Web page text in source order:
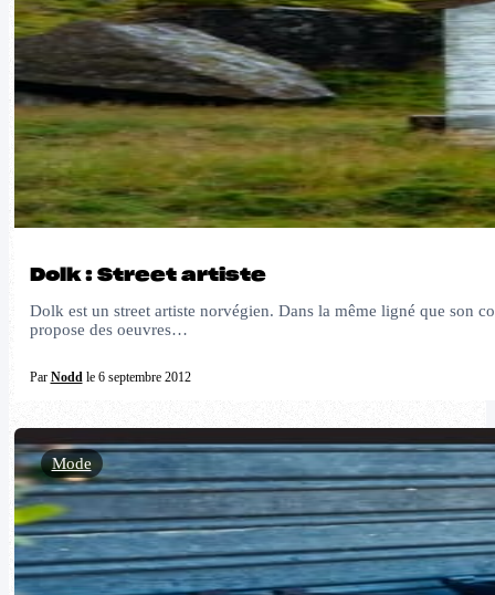
Dolk : Street artiste
Dolk est un street artiste norvégien. Dans la même ligné que son
propose des oeuvres…
Par Noddle 6 septembre 2012
Mode